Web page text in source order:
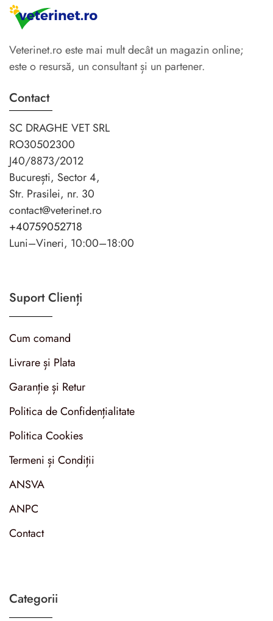
Veterinet.ro este mai mult decât un magazin online;
este o resursă, un consultant și un partener.
Contact
SC DRAGHE VET SRL
RO30502300
J40/8873/2012
București, Sector 4,
Str. Prasilei, nr. 30
contact@veterinet.ro
+40759052718
Luni–Vineri, 10:00–18:00
Suport Clienți
Cum comand
Livrare și Plata
Garanție și Retur
Politica de Confidențialitate
Politica Cookies
Termeni și Condiții
ANSVA
ANPC
Contact
Categorii